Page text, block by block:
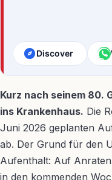
Discover
Kurz nach seinem 80.
ins Krankenhaus. Die
Juni 2026 geplanten
ab. Der Grund für den
Aufenthalt: Auf
in den kommenden